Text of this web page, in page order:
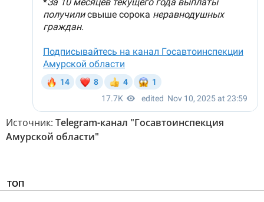
Источник: Telegram-канал "Госавтоинспекция
Амурской области"
ТОП